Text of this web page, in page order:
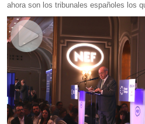
ahora son los tribunales españoles los